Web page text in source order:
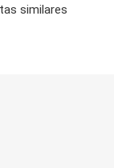
similares